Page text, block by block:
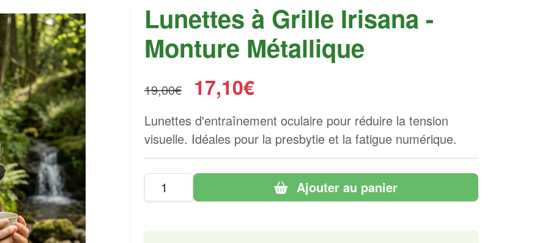
Lunettes à Grille Irisana -
Monture Métallique
19,00€ 17,10€
Lunettes d'entraînement oculaire pour réduire la tension
visuelle. Idéales pour la presbytie et la fatigue numérique.
Ajouter au panier